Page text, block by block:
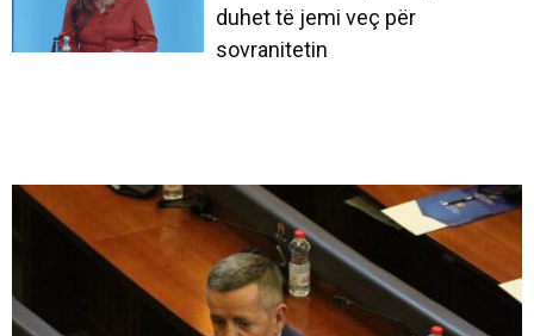
duhet të jemi veç për
sovranitetin